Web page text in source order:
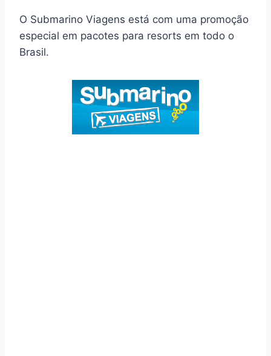
O Submarino Viagens está com uma promoção
especial em pacotes para resorts em todo o
Brasil.